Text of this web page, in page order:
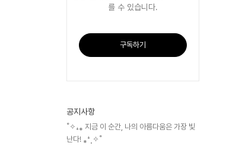
를 수 있습니다.
구독하기
공지사항
˚✧₊⁎ 지금 이 순간, 나의 아름다움은 가장 빛
난다! ⁎⁺˳✧˚